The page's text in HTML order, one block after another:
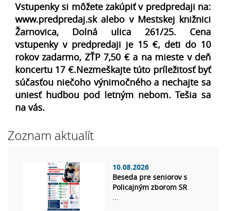
Vstupenky si môžete zakúpiť v predpredaji na:
www.predpredaj.skalebo v Mestskej knižnici
Žarnovica, Dolná ulica 261/25. Cena
vstupenky v predpredaji je 15 €, deti do 10
rokov zadarmo, ZŤP 7,50 € a na mieste v deň
koncertu 17 €.Nezmeškajte túto príležitosť byť
súčasťou niečoho výnimočného a nechajte sa
uniesť hudbou pod letným nebom. Tešia sa
na vás.
Zoznam aktualít
10.08.2026
Beseda pre seniorov s
Policajným zborom SR
...